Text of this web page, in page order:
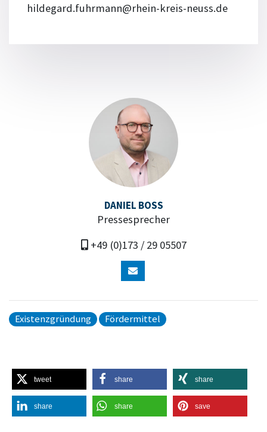
DANIEL BOSS
Pressesprecher
+49 (0)173 / 29 05507
Existenzgründung Fördermittel
hildegard.fuhrmann@rhein-kreis-neuss.de
tweet share share
share share save